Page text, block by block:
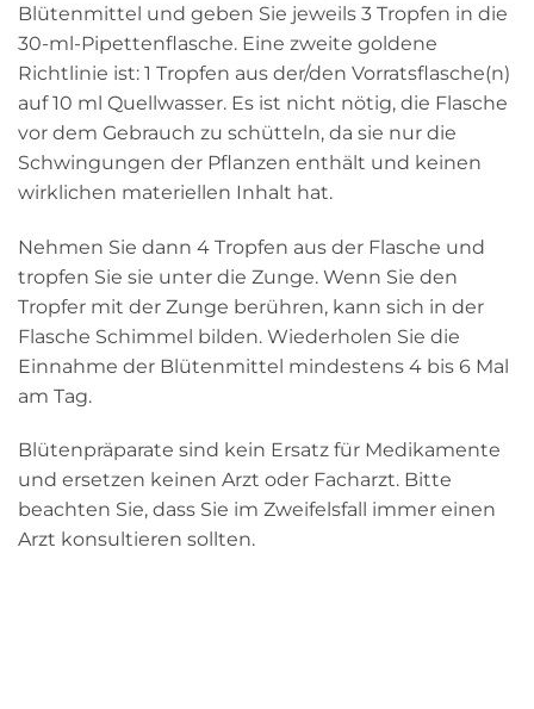
Blütenmittel und geben Sie jeweils 3 Tropfen in die
30-ml-Pipettenflasche. Eine zweite goldene
Richtlinie ist: 1 Tropfen aus der/den Vorratsflasche(n)
auf 10 ml Quellwasser. Es ist nicht nötig, die Flasche
vor dem Gebrauch zu schütteln, da sie nur die
Schwingungen der Pflanzen enthält und keinen
wirklichen materiellen Inhalt hat.
Nehmen Sie dann 4 Tropfen aus der Flasche und
tropfen Sie sie unter die Zunge. Wenn Sie den
Tropfer mit der Zunge berühren, kann sich in der
Flasche Schimmel bilden. Wiederholen Sie die
Einnahme der Blütenmittel mindestens 4 bis 6 Mal
am Tag.
Blütenpräparate sind kein Ersatz für Medikamente
und ersetzen keinen Arzt oder Facharzt. Bitte
beachten Sie, dass Sie im Zweifelsfall immer einen
Arzt konsultieren sollten.